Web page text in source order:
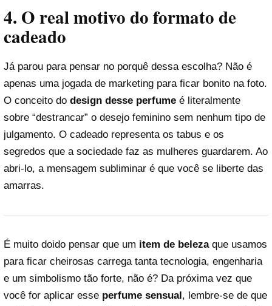
4. O real motivo do formato de
cadeado
Já parou para pensar no porquê dessa escolha? Não é
apenas uma jogada de marketing para ficar bonito na foto.
O conceito do design desse perfume é literalmente
sobre “destrancar” o desejo feminino sem nenhum tipo de
julgamento. O cadeado representa os tabus e os
segredos que a sociedade faz as mulheres guardarem. Ao
abri-lo, a mensagem subliminar é que você se liberte das
amarras.
É muito doido pensar que um item de belezaque usamos
para ficar cheirosas carrega tanta tecnologia, engenharia
e um simbolismo tão forte, não é? Da próxima vez que
você for aplicar esse perfume sensual , lembre-se de que